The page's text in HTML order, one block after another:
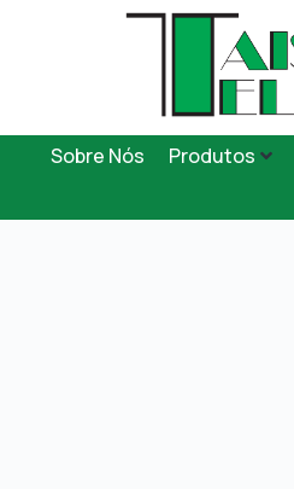
Sobre Nós Produtos